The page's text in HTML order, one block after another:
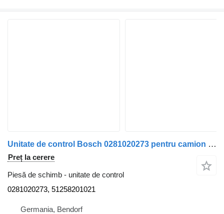
Unitate de control Bosch 0281020273 pentru camion MAN TGX 18.500
Preț la cerere
Piesă de schimb - unitate de control
0281020273, 51258201021
Germania, Bendorf